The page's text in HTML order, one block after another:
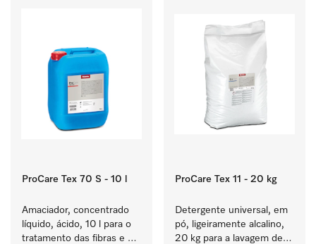
ProCare Tex 70 S - 10 l
Amaciador, concentrado
líquido, ácido, 10 l para o
tratamento das fibras e
ProCare Tex 11 - 20 kg
Detergente universal, em
pó, ligeiramente alcalino,
20 kg para a lavagem de